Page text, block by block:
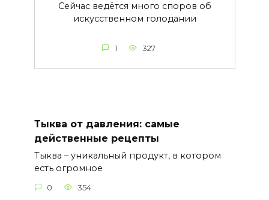
Сейчас ведётся много споров об
искусственном голодании
1 327
Тыква от давления: самые
действенные рецепты
Тыква – уникальный продукт, в котором
есть огромное
0 354